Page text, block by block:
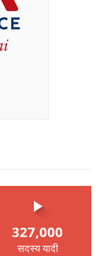
327,000
सदस्य यादी